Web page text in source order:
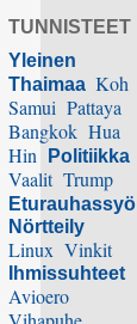
TUNNISTEET
Yleinen
Thaimaa Koh
Samui Pattaya
Bangkok Hua
Hin
Politiikka
Vaalit Trump
Nörtteily
Linux Vinkit
Ihmissuhteet
Avioero